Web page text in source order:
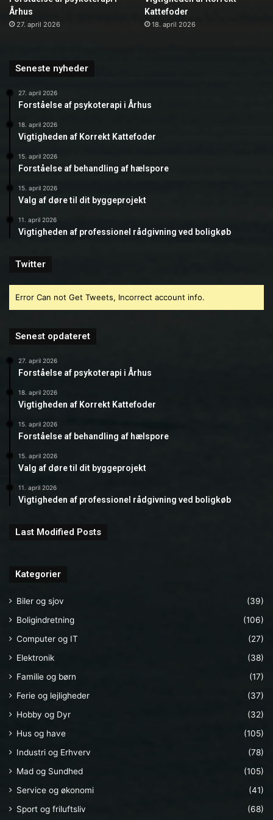
Århus
27. april 2026
Kattefoder
18. april 2026
Seneste nyheder
27. april 2026
Forståelse af psykoterapi i Århus
18. april 2026
Vigtigheden af Korrekt Kattefoder
15. april 2026
Forståelse af behandling af hælspore
15. april 2026
Valg af døre til dit byggeprojekt
11. april 2026
Vigtigheden af professionel rådgivning ved boligkøb
Twitter
Error Can not Get Tweets, Incorrect account info.
Senest opdateret
27. april 2026
Forståelse af psykoterapi i Århus
18. april 2026
Vigtigheden af Korrekt Kattefoder
15. april 2026
Forståelse af behandling af hælspore
15. april 2026
Valg af døre til dit byggeprojekt
11. april 2026
Vigtigheden af professionel rådgivning ved boligkøb
Last Modified Posts
Kategorier
Biler og sjov
(39)
Boligindretning
(106)
Computer og IT
(27)
Elektronik
(38)
Familie og børn
(17)
Ferie og lejligheder
(37)
Hobby og Dyr
(32)
Hus og have
(105)
Industri og Erhverv
(78)
Mad og Sundhed
(105)
Service og økonomi
(41)
Sport og friluftsliv
(68)